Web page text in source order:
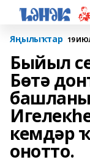
Яңылыҡтар 19
Быйыл
Бөтә
кемдәр
онотто.